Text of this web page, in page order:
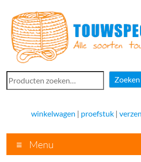
naar
inhoud
Touwspecialist.nl
voor
vele
soorten
Zoeken
Zoeken
winkelwagen | proefstuk |
Menu